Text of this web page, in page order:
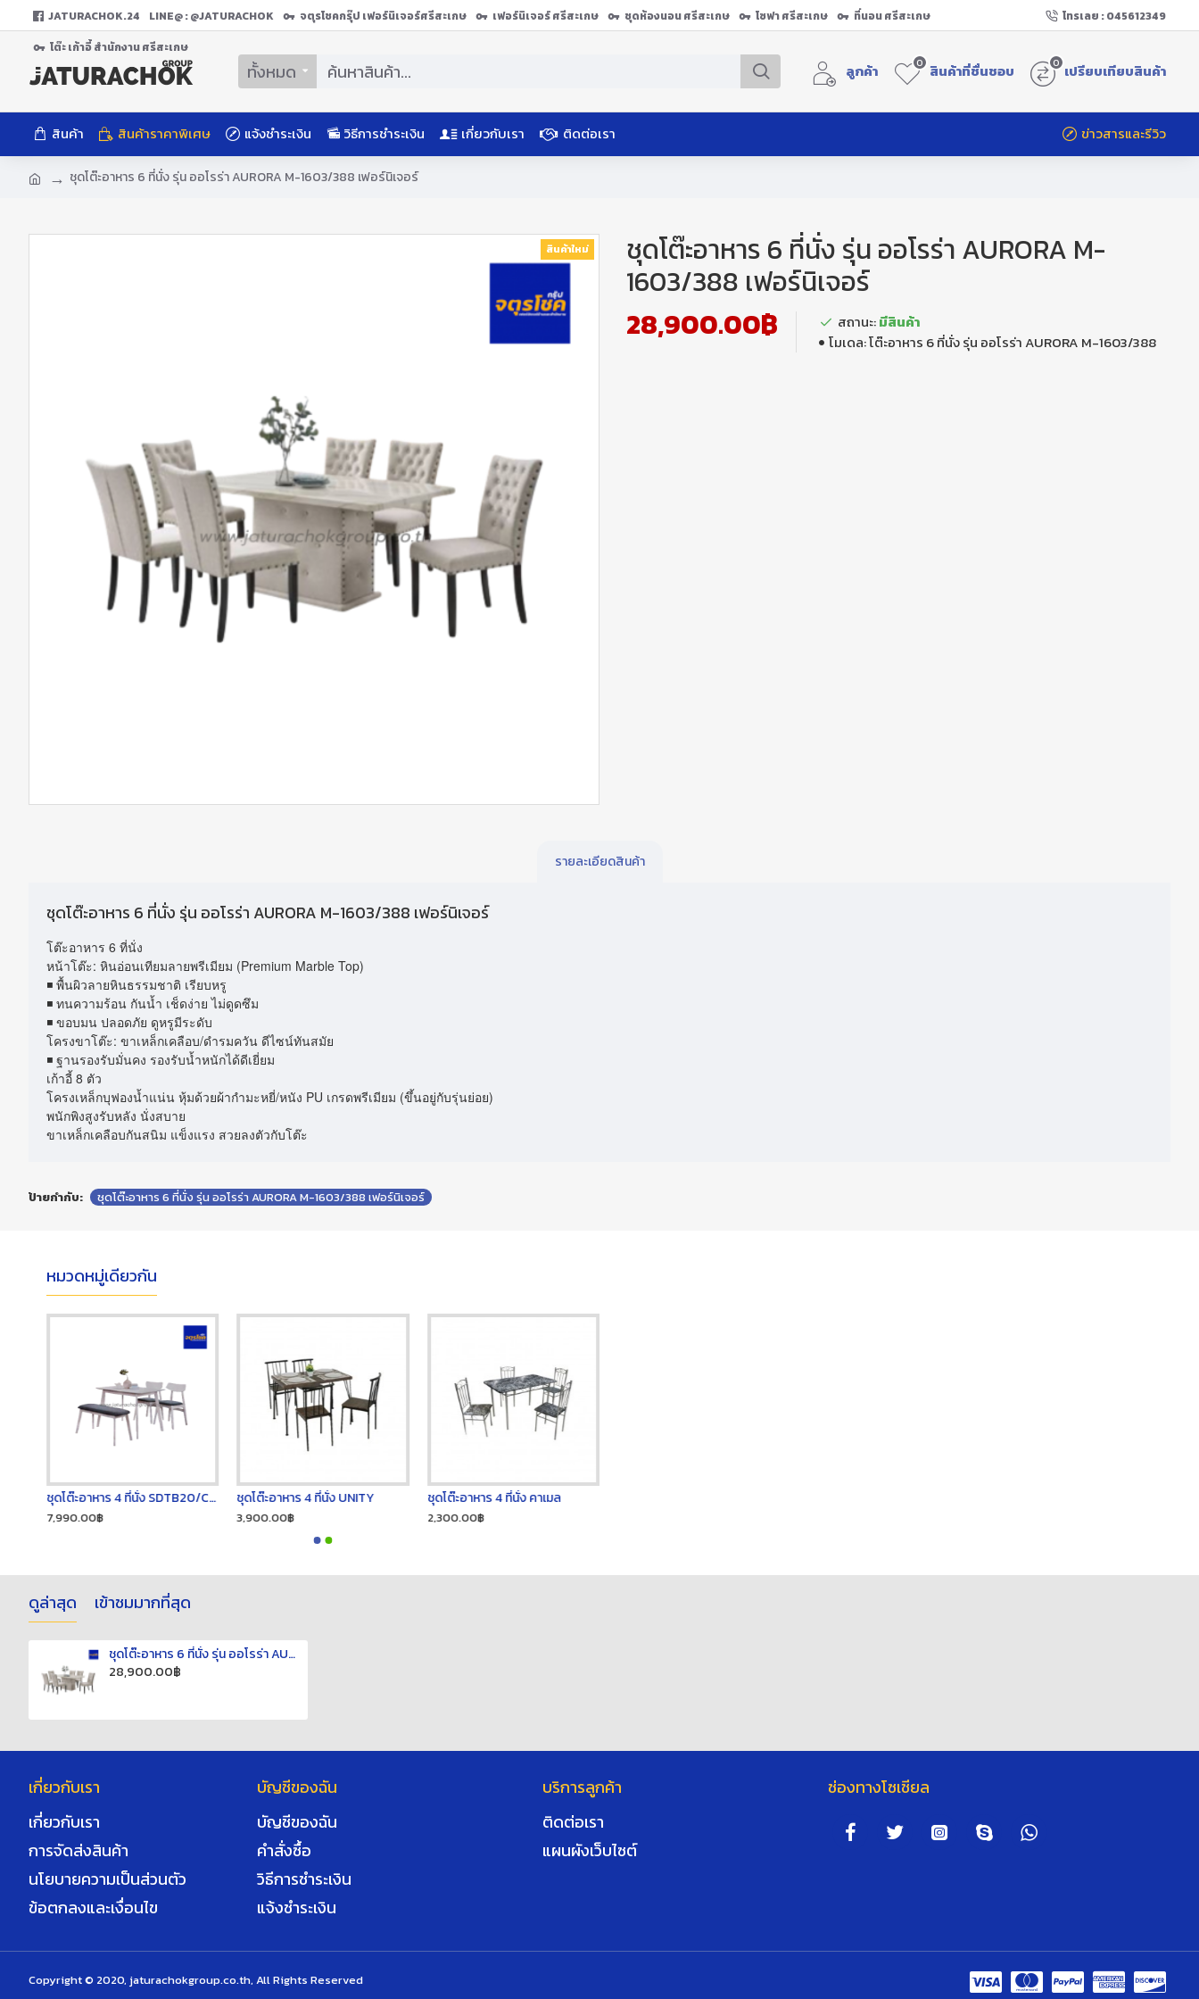
JATURACHOK.24 LINE@ : @JATURACHOK จตุรโชคกรุ๊ป เฟอร์นิเจอร์ศรีสะเกษ เฟอร์นิเจอร์ ศรีสะเกษ ชุดห้องนอน ศรีสะเกษ โซฟา ศรีสะเกษ
ที่นอน ศรีสะเกษ
โต๊ะ เก้าอี้ สํานักงาน ศรีสะเกษ
โทรเลย : 045612349
ทั้งหมด ลูกค้า สินค้าที่ชื่นชอบ
0 เปรียบเทียบสินค้า
0
สินค้า สินค้าราคาพิเศษ แจ้งชำระเงิน วิธีการชำระเงิน เกี่ยวกับเรา ติดต่อเรา ข่าวสารและรีวิว
ชุดโต๊ะอาหาร 6 ที่นั่ง รุ่น ออโรร่า AURORA M-1603/388 เฟอร์นิเจอร์
สินค้าใหม่
ชุดโต๊ะอาหาร 6 ที่นั่ง รุ่น ออโรร่า AURORA M-
1603/388 เฟอร์นิเจอร์
28,900.00฿
สถานะ:มีสินค้า
โมเดล:โต๊ะอาหาร 6 ที่นั่ง รุ่น ออโรร่า AURORA M-1603/388
รายละเอียดสินค้า
ชุดโต๊ะอาหาร 6 ที่นั่ง รุ่น ออโรร่า AURORA M-1603/388 เฟอร์นิเจอร์
โต๊ะอาหาร 6 ที่นั่ง
หน้าโต๊ะ: หินอ่อนเทียมลายพรีเมียม (Premium Marble Top)
◾ พื้นผิวลายหินธรรมชาติ เรียบหรู
◾ ทนความร้อน กันน้ำ เช็ดง่าย ไม่ดูดซึม
◾ ขอบมน ปลอดภัย ดูหรูมีระดับ
โครงขาโต๊ะ: ขาเหล็กเคลือบ/ดำรมควัน ดีไซน์ทันสมัย
◾ ฐานรองรับมั่นคง รองรับน้ำหนักได้ดีเยี่ยม
เก้าอี้ 8 ตัว
โครงเหล็กบุฟองน้ำแน่น หุ้มด้วยผ้ากำมะหยี่/หนัง PU เกรดพรีเมียม (ขึ้นอยู่กับรุ่นย่อย)
พนักพิงสูงรับหลัง นั่งสบาย
ขาเหล็กเคลือบกันสนิม แข็งแรง สวยลงตัวกับโต๊ะ
ป้ายกำกับ: ชุดโต๊ะอาหาร 6 ที่นั่ง รุ่น ออโรร่า AURORA M-1603/388 เฟอร์นิเจอร์
หมวดหมู่เดียวกัน
ชุดโต๊ะอาหาร 4 ที่นั่ง SDTB20/C-BB /388 เฟอร์นิเจอร์
7,990.00฿
ชุดโต๊ะอาหาร 4 ที่นั่ง UNITY
3,900.00฿
ชุดโต๊ะอาหาร 4 ที่นั่ง คาเมล
2,300.00฿
ดูล่าสุด เข้าชมมากที่สุด
ชุดโต๊ะอาหาร 6 ที่นั่ง รุ่น ออโรร่า AURORA M-1603/388 เฟอร์นิเจอร์
28,900.00฿
เกี่ยวกับเรา
เกี่ยวกับเรา
การจัดส่งสินค้า
นโยบายความเป็นส่วนตัว
ข้อตกลงและเงื่อนไข
บัญชีของฉัน
บัญชีของฉัน
คำสั่งซื้อ
วิธีการชำระเงิน
แจ้งชำระเงิน
บริการลูกค้า
ติดต่อเรา
แผนผังเว็บไซต์
ช่องทางโซเชียล
Copyright © 2020, jaturachokgroup.co.th, All Rights Reserved